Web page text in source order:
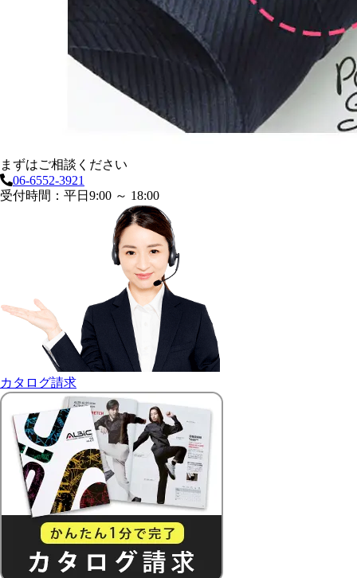
まずはご相談ください
06-6552-3921
受付時間：平日9:00 ～ 18:00
カタログ請求